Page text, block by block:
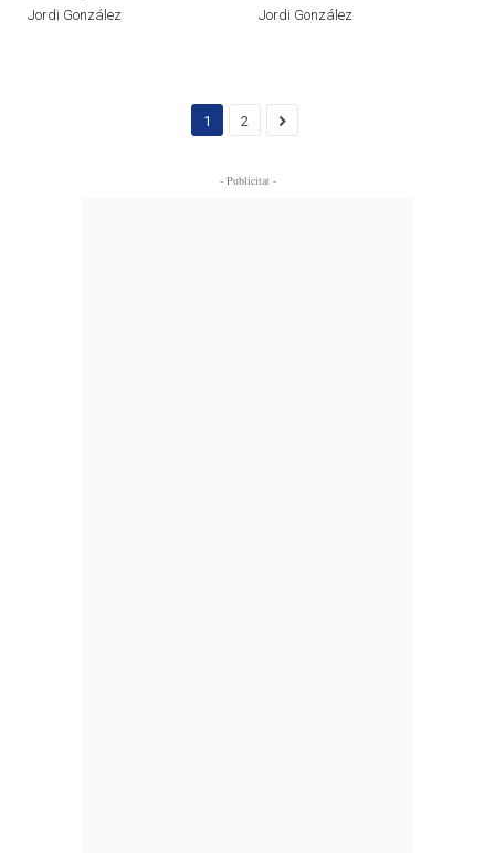
Jordi González Jordi González
1 2
- Publicitat -